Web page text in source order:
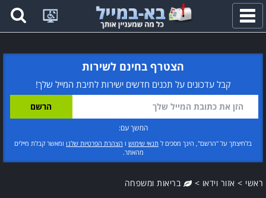
פתח
תפריט
הצטרף בחינם לשירות
קבל עדכונים על תכנים חדשים ישירות לתיבת המייל שלך!
המשך עם:
בלחיצתך על "הרשם", הינך מסכים ל תנאי שימוש ו הצהרת הפרטיות שלנו ומאשר קבלת מיילים
מהאתר.
ראשי > אזור וידאו > בריאות ומשפחה